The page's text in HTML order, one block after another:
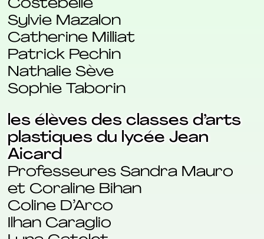
Costebelle
Sylvie Mazalon
Catherine Milliat
Patrick Pechin
Nathalie Sève
Sophie Taborin
les élèves des classes d’arts
plastiques du lycée Jean
Aicard
Professeures Sandra Mauro
et Coraline Bihan
Coline D’Arco
Ilhan Caraglio